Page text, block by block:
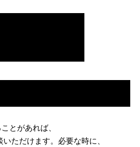
とがあれば、
ただけます。必要な時に、